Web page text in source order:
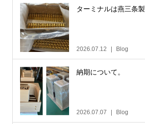
ターミナルは燕三条製
2026.07.12 Blog
納期について。
2026.07.07 Blog